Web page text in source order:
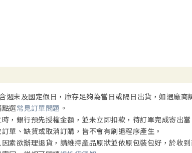
週末及國定假日，庫存足夠為當日或隔日出貨，如遇廠商
選常見訂單問題 。
，銀行預先授權金額，並未立即扣款，待訂單完成寄出
單、缺貨或取消訂購，皆不會有刷退程序產生。
素欲辦理退貨，請維持產品原狀並依原包裝包好，於收